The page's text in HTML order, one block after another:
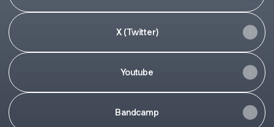
X (Twitter)
Youtube
Bandcamp